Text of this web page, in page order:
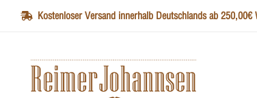
Kostenloser Versand innerhalb Deutschlands ab 250,00€